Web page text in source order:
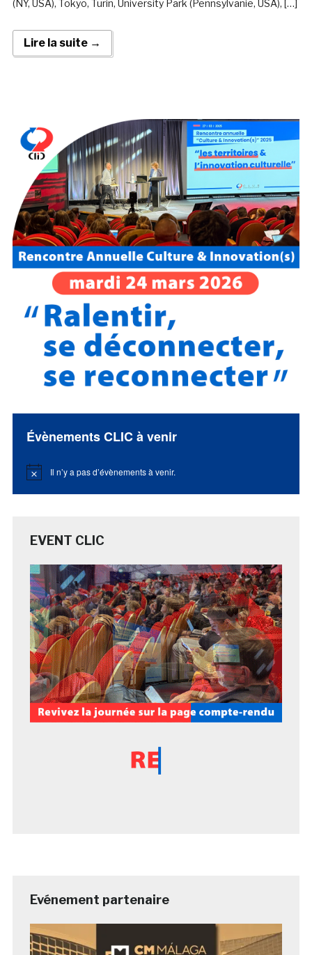
(NY, USA), Tokyo, Turin, University Park (Pennsylvanie, USA), […]
Lire la suite →
Évènements CLIC à venir
Notice Il n’y a pas d’évènements à venir.
EVENT CLIC
Evénement partenaire